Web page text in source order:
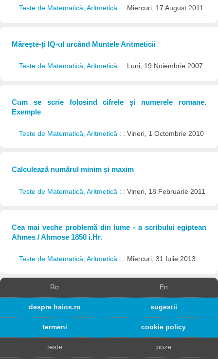
Teste de Matematică, Aritmetică : : Miercuri, 17 August 2011
Mărește-ți IQ-ul urcând Muntele Aritmeticii
Teste de Matematică, Aritmetică : : Luni, 19 Noiembrie 2007
Cum se scrie folosind cifrele și numerele romane.
Exemple
Teste de Matematică, Aritmetică : : Vineri, 1 Octombrie 2010
Calculează numărul minim și maxim
Teste de Matematică, Aritmetică : : Vineri, 18 Februarie 2011
Cea mai veche problemă din lume - a scribului egiptean
Ahmes / Ahmose 1850 i.Hr.
Teste de Matematică, Aritmetică : : Miercuri, 31 Iulie 2013
Ro En
despre haios.ro sugestii
termeni cookie policy
teste poze